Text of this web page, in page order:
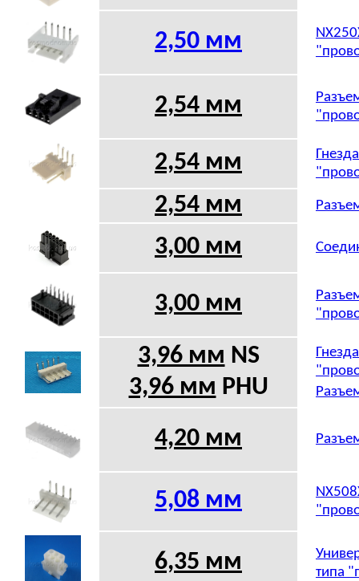
2,50 мм
2,54 мм
2,54 мм
2,54 мм
3,00 мм
3,00 мм
3,96 мм NS
3,96 мм PHU
4,20 мм
5,08 мм
6,35 мм
типа